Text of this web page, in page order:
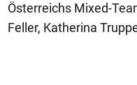
Österreichs Mixed-
Feller, Katherina